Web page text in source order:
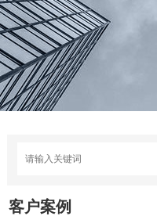
客户案例